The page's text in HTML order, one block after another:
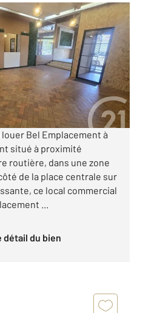
Bel Emplacement à
situé à proximité
routière, dans une zone
de la place centrale sur
ce local commercial
...
détail du bien